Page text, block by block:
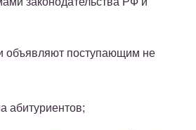
объявляют поступающим не
абитуриентов;